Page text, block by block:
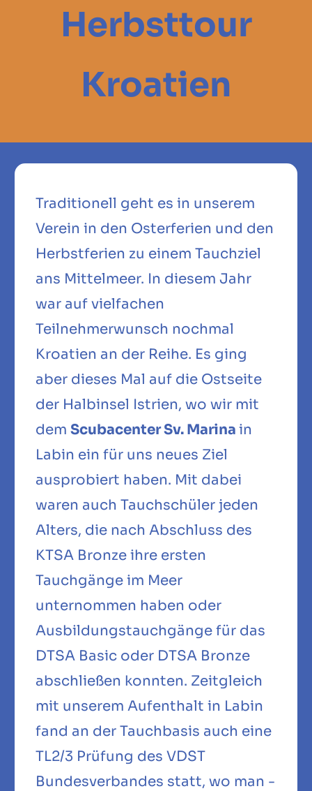
Herbsttour
Kroatien
Traditionell geht es in unserem
Verein in den Osterferien und den
Herbstferien zu einem Tauchziel
ans Mittelmeer. In diesem Jahr
war auf vielfachen
Teilnehmerwunsch nochmal
Kroatien an der Reihe. Es ging
aber dieses Mal auf die Ostseite
der Halbinsel Istrien, wo wir mit
dem Scubacenter Sv. Marina in
Labin ein für uns neues Ziel
ausprobiert haben. Mit dabei
waren auch Tauchschüler jeden
Alters, die nach Abschluss des
KTSA Bronze ihre ersten
Tauchgänge im Meer
unternommen haben oder
Ausbildungstauchgänge für das
DTSA Basic oder DTSA Bronze
abschließen konnten. Zeitgleich
mit unserem Aufenthalt in Labin
fand an der Tauchbasis auch eine
TL2/3 Prüfung des VDST
Bundesverbandes statt, wo man -